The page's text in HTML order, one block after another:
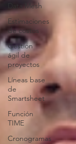
Data Mesh
Estimaciones
de costos
Gestión
ágil de
proyectos
Líneas base
de
Smartsheet
Función
TIME
Cronogramas